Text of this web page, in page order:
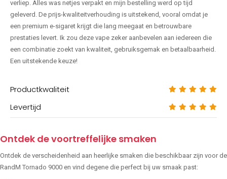
verliep. Alles was netjes verpakt en mijn bestelling werd op tijd
geleverd. De prijs-kwaliteitverhouding is uitstekend, vooral omdat je
een premium e-sigaret krijgt die lang meegaat en betrouwbare
prestaties levert. Ik zou deze vape zeker aanbevelen aan iedereen die
een combinatie zoekt van kwaliteit, gebruiksgemak en betaalbaarheid.
Een uitstekende keuze!
Productkwaliteit
Levertijd
Ontdek de voortreffelijke smaken
Ontdek de verscheidenheid aan heerlijke smaken die beschikbaar zijn voor de
RandM Tornado 9000 en vind degene die perfect bij uw smaak past: